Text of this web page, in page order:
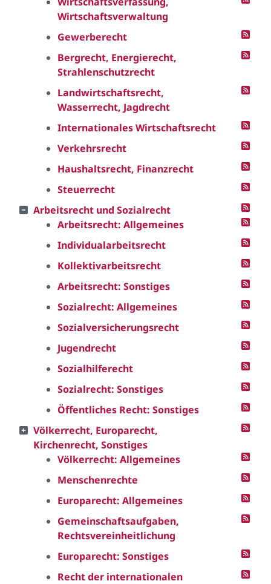
Wirtschaftsverwaltung
Gewerberecht
Bergrecht, Energierecht,
Strahlenschutzrecht
Landwirtschaftsrecht,
Wasserrecht, Jagdrecht
Internationales Wirtschaftsrecht
Verkehrsrecht
Haushaltsrecht, Finanzrecht
Steuerrecht
Arbeitsrecht und Sozialrecht
Arbeitsrecht: Allgemeines
Individualarbeitsrecht
Kollektivarbeitsrecht
Arbeitsrecht: Sonstiges
Sozialrecht: Allgemeines
Sozialversicherungsrecht
Jugendrecht
Sozialhilferecht
Sozialrecht: Sonstiges
Öffentliches Recht: Sonstiges
Völkerrecht, Europarecht,
Kirchenrecht, Sonstiges
Völkerrecht: Allgemeines
Menschenrechte
Europarecht: Allgemeines
Gemeinschaftsaufgaben,
Rechtsvereinheitlichung
Europarecht: Sonstiges
Recht der internationalen